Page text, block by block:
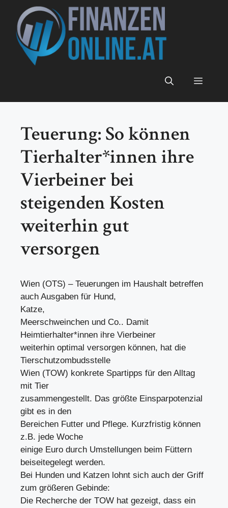
Inhalt
springen
Menü
Teuerung: So können
Tierhalter*innen ihre
Vierbeiner bei
steigenden Kosten
weiterhin gut
versorgen
Wien (OTS) – Teuerungen im Haushalt betreffen
auch Ausgaben für Hund,
Katze,
Meerschweinchen und Co.. Damit
Heimtierhalter*innen ihre Vierbeiner
weiterhin optimal versorgen können, hat die
Tierschutzombudsstelle
Wien (TOW) konkrete Spartipps für den Alltag
mit Tier
zusammengestellt. Das größte Einsparpotenzial
gibt es in den
Bereichen Futter und Pflege. Kurzfristig können
z.B. jede Woche
einige Euro durch Umstellungen beim Füttern
beiseitegelegt werden.
Bei Hunden und Katzen lohnt sich auch der Griff
zum größeren Gebinde:
Die Recherche der TOW hat gezeigt, dass ein